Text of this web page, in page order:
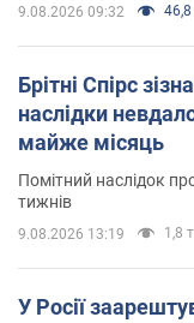
9.08.2026 09:32 46,8
Брітні Спірс
наслідки
майже місяць
Помітний наслідок
тижнів
9.08.2026 13:19 1,8 т.
У Росії